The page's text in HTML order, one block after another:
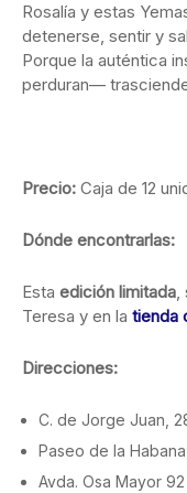
Rosalía y estas
detenerse, sentir y
Porque la auténtica
perduran—
Precio: Caja de 12
Dónde encontrarlas:
Esta edición limitada,
Teresa y en la tienda
Direcciones:
C. de Jorge Juan,
Paseo de la
Avda. Osa Mayor